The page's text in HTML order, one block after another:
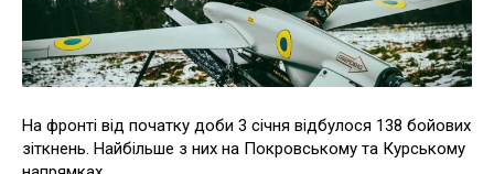
На фронті від початку доби 3 січня відбулося 138 бойових
зіткнень. Найбільше з них на Покровському та Курському